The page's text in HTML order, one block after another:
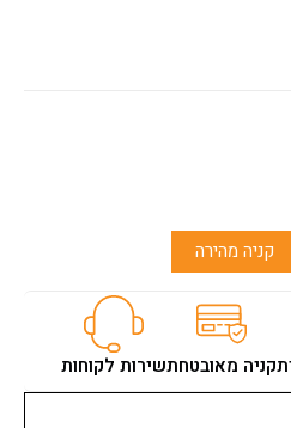
קניה מהירה
קניה מאובטחתשירות לקוחות